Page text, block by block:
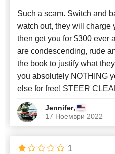
Such a scam. Switch and
watch out, they will charge
then get you for $300 ever
are condescending, rude
the book to justify what
you absolutely NOTHING
else for free! STEER
Jennifer,
17 Ноември 2022
1